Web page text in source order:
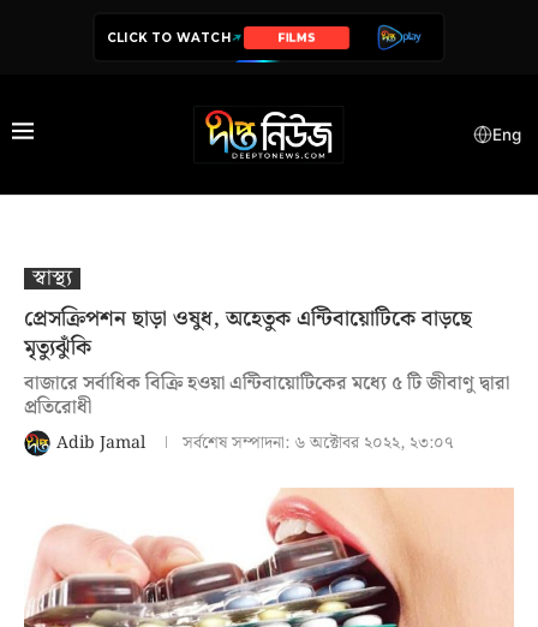
CLICK TO WATCH SERIES
Eng
স্বাস্থ‍্য
প্রেসক্রিপশন ছাড়া ওষুধ, অহেতুক এন্টিবায়োটিকে বাড়ছে
মৃত্যুঝুঁকি
বাজারে সর্বাধিক বিক্রি হওয়া এন্টিবায়োটিকের মধ্যে ৫ টি জীবাণু দ্বারা
প্রতিরোধী
Adib Jamal সর্বশেষ সম্পাদনা: ৬ অক্টোবর ২০২২, ২৩:০৭